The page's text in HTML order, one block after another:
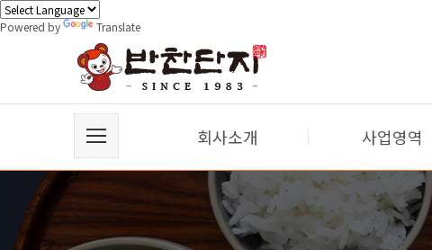
Powered by Translate
회사소개 사업영역